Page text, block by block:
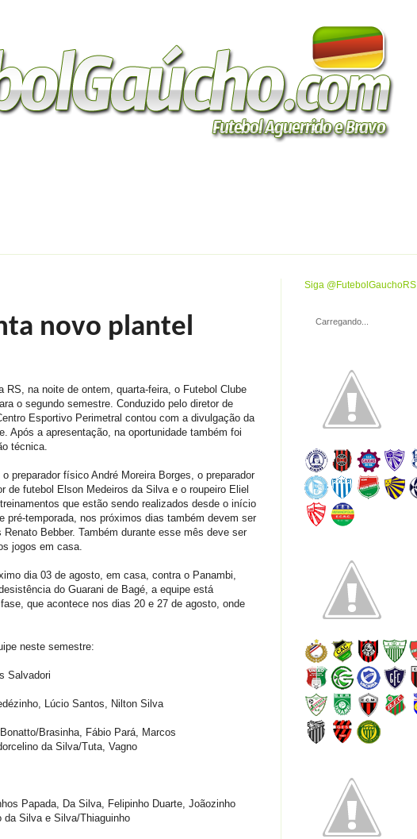
novo plantel
RS, na noite de ontem, quarta-feira, o Futebol Clube
o segundo semestre. Conduzido pelo diretor de
Esportivo Perimetral contou com a divulgação da
Após a apresentação, na oportunidade também foi
técnica.
preparador físico André Moreira Borges, o preparador
de futebol Elson Medeiros da Silva e o roupeiro Eliel
que estão sendo realizados desde o início
pré-temporada, nos próximos dias também devem ser
Bebber. Também durante esse mês deve ser
jogos em casa.
dia 03 de agosto, em casa, contra o Panambi,
do Guarani de Bagé, a equipe está
que acontece nos dias 20 e 27 de agosto, onde
neste semestre:
Salvadori
Lúcio Santos, Nilton Silva
Brasinha, Fábio Pará, Marcos
da Silva/Tuta, Vagno
Papada, Da Silva, Felipinho Duarte, Joãozinho
da Silva e Silva/Thiaguinho
Siga @FutebolGauchoRS
Carregando...